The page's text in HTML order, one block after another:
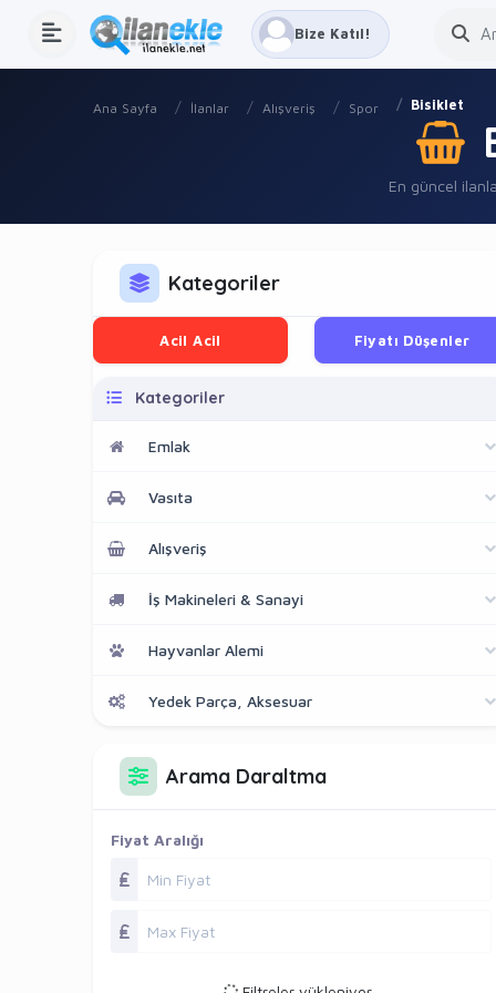
Bize Katıl!
Ana Sayfa İlanlar Alışveriş Spor Bisiklet
En güncel
Kategoriler
Acil Acil Fiyatı Düşenler
Kategoriler
Emlak
Vasıta
Alışveriş
İş Makineleri & Sanayi
Hayvanlar Alemi
Yedek Parça, Aksesuar
Arama Daraltma
Fiyat Aralığı